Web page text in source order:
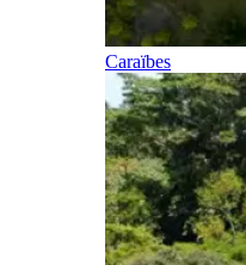
Caraïbes